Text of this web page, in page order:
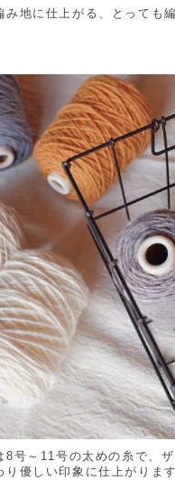
み地に仕上がる、とっても
8号～11号の太めの糸で、
り優しい印象に仕上がります